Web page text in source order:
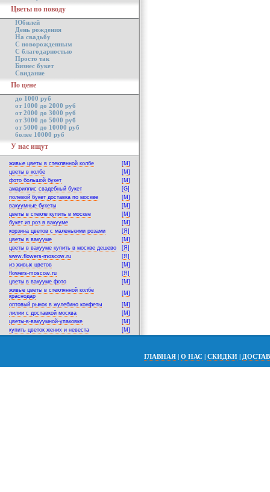
Цветы по поводу
Юбилей
День рождения
На свадьбу
С новорожденным
С благодарностью
Просто так
Бизнес букет
Свидание
По цене
до 1000 руб
от 1000 до 2000 руб
от 2000 до 3000 руб
от 3000 до 5000 руб
от 5000 до 10000 руб
более 10000 руб
У нас ищут
живые цветы в стеклянной колбе
[M]
цветы в колбе
[M]
фото большой букет
[M]
амариллис свадебный букет
[G]
полевой букет доставка по москве
[M]
вакуумные букеты
[M]
цветы в стекле купить в москве
[M]
букет из роз в вакууме
[M]
корзина цветов с маленькими розами
[Я]
цветы в вакууме
[M]
цветы в вакууме купить в москве дешево
[Я]
www.flowers-moscow.ru
[Я]
из живых цветов
[M]
flowers-moscow.ru
[Я]
цветы в вакууме фото
[M]
живые цветы в стеклянной колбе
краснодар
[M]
оптовый рынок в жулебино конфеты
[M]
лилии с доставкой москва
[M]
цветы-в-вакуумной-упаковке
[M]
купить цветок жених и невеста
[M]
ГЛАВНАЯ | О НАС | СКИДКИ |